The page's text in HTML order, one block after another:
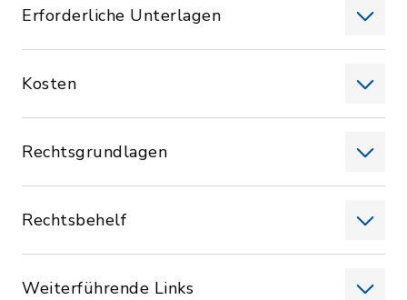
Erforderliche Unterlagen
Kosten
Rechtsgrundlagen
Rechtsbehelf
Weiterführende Links